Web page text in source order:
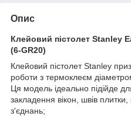
Опис
Клейовий пістолет Stanley
(6-GR20)
Клейовий пістолет Stanley
роботи з термоклеєм
Ця модель ідеально підійде
закладення вікон, швів плитки,
з'єднань;